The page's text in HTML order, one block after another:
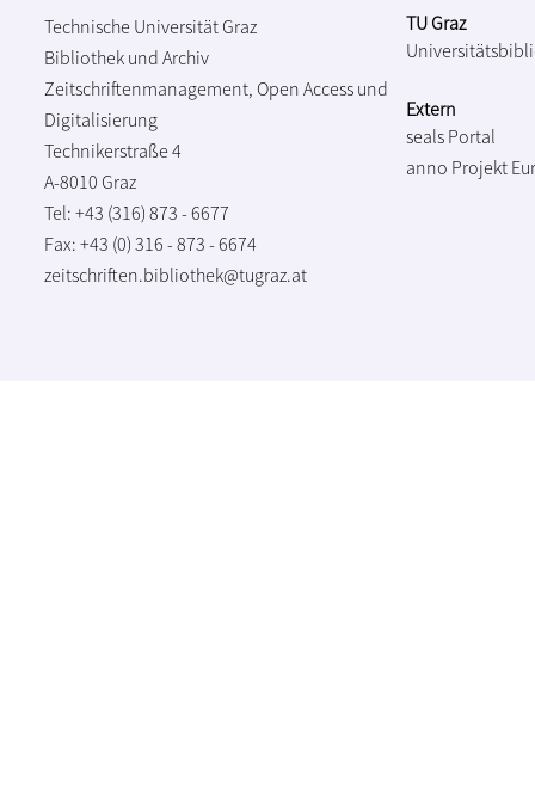
Technische Universität Graz
Bibliothek und Archiv
Zeitschriftenmanagement, Open Access und
Digitalisierung
Technikerstraße 4
A-8010 Graz
Tel: +43 (316) 873 - 6677
Fax: +43 (0) 316 - 873 - 6674
zeitschriften.bibliothek@tugraz.at
TU Graz
Extern
seals Portal
anno Projekt